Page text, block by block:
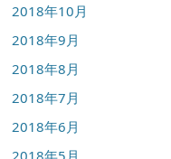
2018年10月
2018年9月
2018年8月
2018年7月
2018年6月